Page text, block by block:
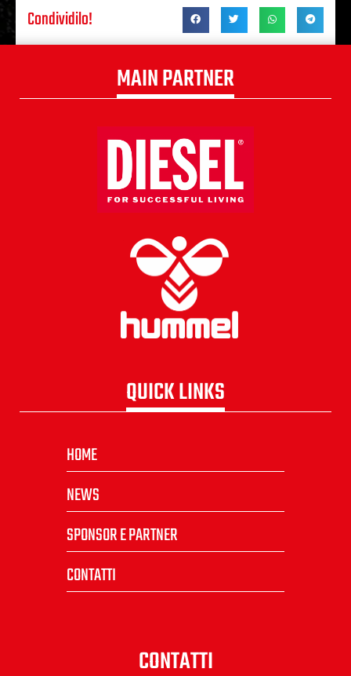
Condividilo!
MAIN PARTNER
QUICK LINKS
HOME
NEWS
SPONSOR E PARTNER
CONTATTI
CONTATTI